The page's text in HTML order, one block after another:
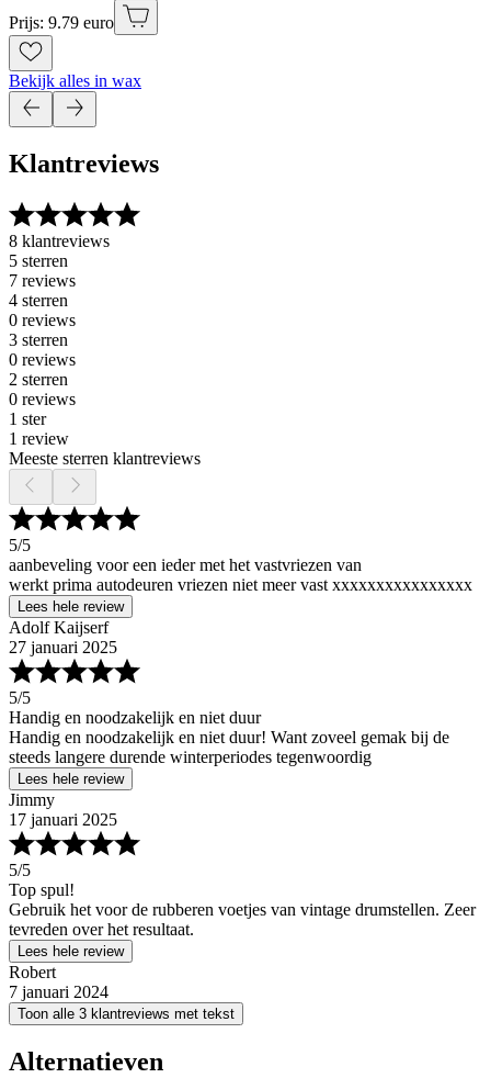
Prijs: 9.79 euro
Bekijk alles in wax
Klantreviews
8 klantreviews
5 sterren
7 reviews
4 sterren
0 reviews
3 sterren
0 reviews
2 sterren
0 reviews
1 ster
1 review
Meeste sterren klantreviews
5/5
aanbeveling voor een ieder met het vastvriezen van
werkt prima autodeuren vriezen niet meer vast xxxxxxxxxxxxxxxx
Lees hele review
Adolf Kaijserf
27 januari 2025
5/5
Handig en noodzakelijk en niet duur
Handig en noodzakelijk en niet duur! Want zoveel gemak bij de
steeds langere durende winterperiodes tegenwoordig
Lees hele review
Jimmy
17 januari 2025
5/5
Top spul!
Gebruik het voor de rubberen voetjes van vintage drumstellen. Zeer
tevreden over het resultaat.
Lees hele review
Robert
7 januari 2024
Toon alle 3 klantreviews met tekst
Alternatieven